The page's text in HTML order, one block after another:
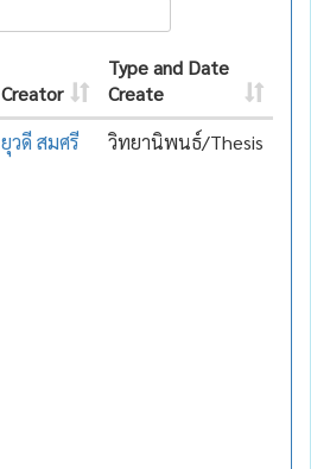
Creator
Type and Date
Create
ยุวดี สมศรี วิทยานิพนธ์/Thesis